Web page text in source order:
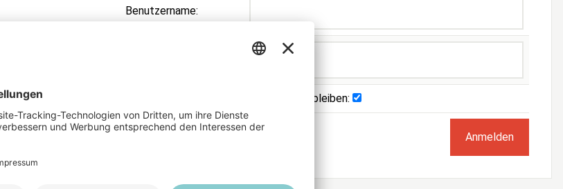
Benutzername:
Angemeldet bleiben:
Passwort vergessen?